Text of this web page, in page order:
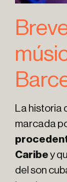
La historia
marcada
Caribey
del son